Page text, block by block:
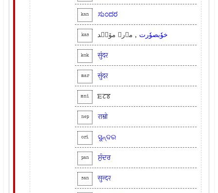
kan ಸುಂದರ
kas خوٗبصوٗرت , مٲرۍ موٚنٛد
kok सुंदर
mar सुंदर
mni ꯐꯖꯕ
nep राम्रो
ori ସୁନ୍ଦର
pan ਸੁੰਦਰ
san सुन्दर